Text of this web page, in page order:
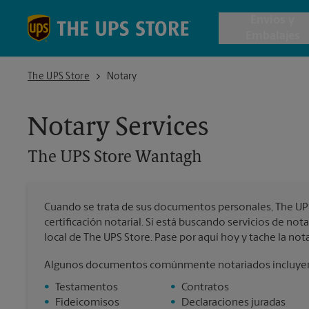
Envío
The UPS Store
The UPS Store Wantagh
Notary
Notary Services
The UPS Store Wantagh
Cuando se trata de sus documentos personales, The
certificación notarial. Si está buscando servicios de
local de The UPS Store. Pase por aquí hoy y tache la
Algunos documentos comúnmente notariados
•
Testamentos
•
Fideicomisos
• Contratos
•
Declaraciones juradas